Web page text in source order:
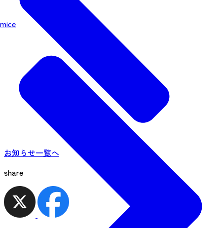
mice
お知らせ一覧へ
share